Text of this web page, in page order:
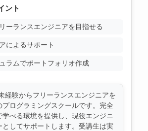
ント
ーランスエンジニアを目指せる
によるサポート
ラムでポートフォリオ作成
経験からフリーランスエンジニアを
プログラミングスクールです。完全
学べる環境を提供し、現役エンジニ
としてサポートします。受講生は実